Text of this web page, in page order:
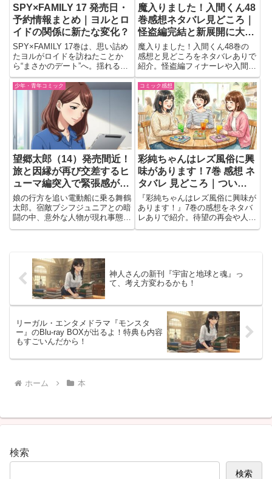
SPY×FAMILY 17 発売日・
予約情報まとめ｜ヨルとロ
イドの関係に新たな変化？
SPY×FAMILY 17巻は、思い詰め
たヨルがロイドを訪ねたことか
ら“まさかのデート”へ。揺れる想
いと向き合うヨル、そしてメリン
ダのノートでドノバンの意外な接
点が判明…物語が大きく動く注目
魔入りました！入間くん48
巻感想ネタバレ見どころ｜
怪盗編完結と新展開に大興
奮
魔入りました！入間くん48巻の
感想と見どころをネタバレありで
紹介。怪盗編フィナーレや入間と
アリさんの変化、日常パートの魅
力、アンリ編への期待を語りま
す。
少年・青年コミック
望郷太郎（14）発売間近！
旅と因縁が再び交差するヒ
ューマ編突入で緊張感が限
界突破な件🔥
娘の行方を追い電動船に乗る舞鶴
太郎。宿敵ブシフジュニアとの暗
闘の中、意外な人物が現れ事態は
急転。日本編からヒューマ編へ進
コミック感想
彩純ちゃんはレズ風俗に興
味があります！7巻 感想 ネ
タバレ 見どころ｜ついに
訪れた再会が胸を揺らした
一冊
『彩純ちゃんはレズ風俗に興味が
あります！』7巻の感想をネタバ
レありで紹介。待望の再会や人物
同士の距離感、読後に残る余韻な
神人さんの新刊『宇宙と地球と魂』っ
て、考え方変わるかも！
リーガル・エンタメドラマ『モンスタ
ー』のBlu-ray BOXが出るよ！特典も内容
もすごいんだから！
ホーム 本
検索
検索